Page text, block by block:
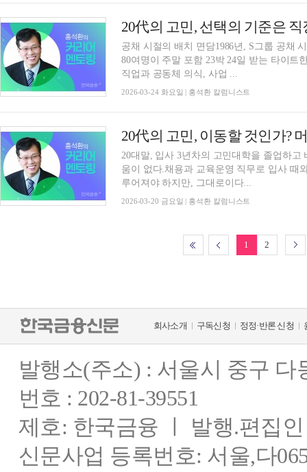
공채 시절의 배치 면담1986년, S그룹 공채
80여명이 주말 포함 23박 24일 받는 타이트
직업과 공동체 의식, 사업 ...
2026-03-24 화요일 | 홍석환 칼럼니스트
20대말, 입사 3년차의 고민대학을 졸업하
움이 없다.채용과 교육운영 직무로 입사 때
루어져야 하지만, 그대로이다...
2026-03-20 금요일 | 홍석환 칼럼니스트
1 2
회사소개 구독신청 정정·반론 신청
발행소(주소) : 서울시 중구
번호 : 202-81-39551
제호: 한국금융 ㅣ 발행.편집
신문사업 등록번호: 서울,다